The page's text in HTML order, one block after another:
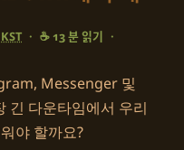
KST · ☕ 13 분 읽기 ·
Messenger 및
긴 다운타임에서 우리
야 할까요?